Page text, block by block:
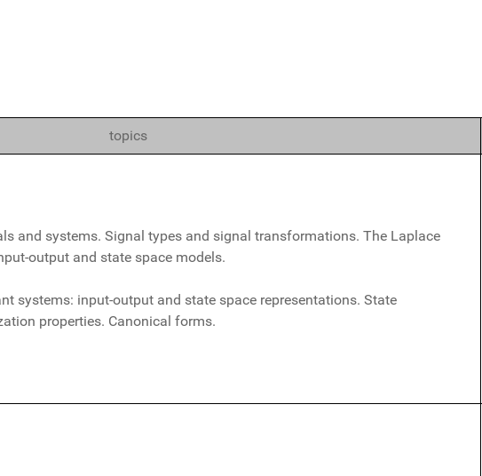
topics
and systems. Signal types and signal transformations. The Laplace
output and state space models.
systems: input-output and state space representations. State
properties. Canonical forms.